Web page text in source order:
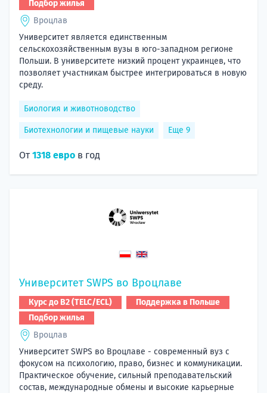
Подбор жилья
Вроцлав
Университет является единственным
сельскохозяйственным вузы в юго-западном регионе
Польши. В университете низкий процент украинцев, что
позволяет участникам быстрее интегрироваться в новую
среду.
Биология и животноводство
Биотехнологии и пищевые науки Еще 9
От1318 евро в год
Университет SWPS во Вроцлаве
Курс до B2 (TELC/ECL)
Поддержка в Польше
Подбор жилья
Вроцлав
Университет SWPS во Вроцлаве - современный вуз с
фокусом на психологию, право, бизнес и коммуникации.
Практическое обучение, сильный преподавательский
состав, международные обмены и высокие карьерные